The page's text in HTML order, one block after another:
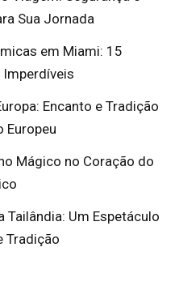
Sua Jornada
em Miami: 15
Imperdíveis
Encanto e Tradição
Europeu
Mágico no Coração do
Tailândia: Um Espetáculo
Tradição